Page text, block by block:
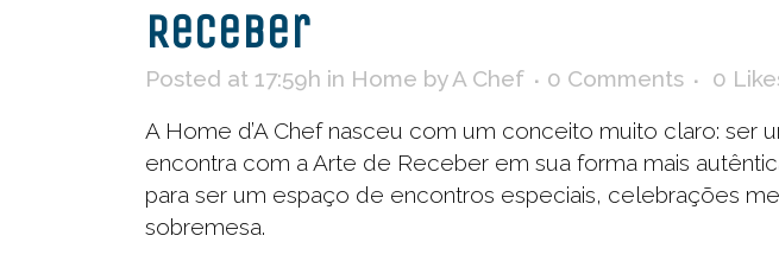
Receber
Posted at 17:59h in Home byA Chef 0 Comments 0
A Home d’A Chef nasceu com um conceito muito claro: ser
encontra com a Arte de Receber em sua forma mais
para ser um espaço de encontros especiais, celebrações
sobremesa.